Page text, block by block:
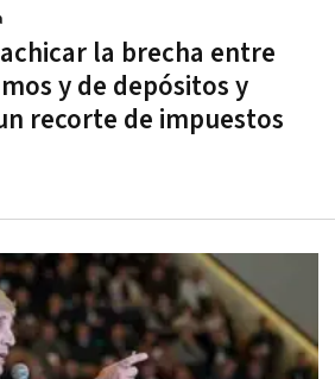
la brecha entre
y de depósitos y
recorte de impuestos